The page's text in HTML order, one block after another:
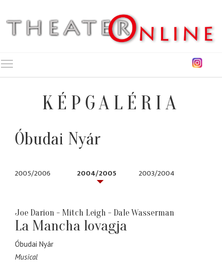
KÉPGALÉRIA
Óbudai Nyár
2005/2006 2004/2005 2003/2004
Joe Darion - Mitch Leigh - Dale Wasserman
La Mancha lovagja
Óbudai Nyár
Musical